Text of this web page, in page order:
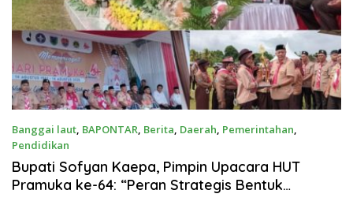
Banggai laut, BAPONTAR, Berita, Daerah, Pemerintahan,
Pendidikan
Agustus 14, 2025
Bupati Sofyan Kaepa, Pimpin Upacara HUT
Pramuka ke-64: “Peran Strategis Bentuk